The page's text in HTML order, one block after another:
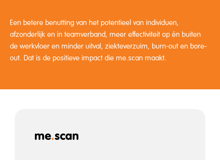
Een betere benutting van het potentieel van individuen,
afzonderlijk en in teamverband, meer effectiviteit op én buiten
de werkvloer en minder uitval, ziekteverzuim, burn-out en bore-
out. Dat is de positieve impact die me.scan maakt.
me.scan